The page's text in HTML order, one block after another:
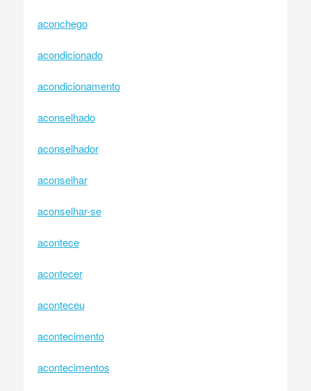
aconchego
acondicionado
acondicionamento
aconselhado
aconselhador
aconselhar
aconselhar-se
acontece
acontecer
aconteceu
acontecimento
acontecimentos